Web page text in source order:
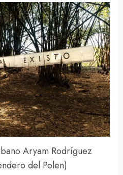
Aryam Rodríguez
del Polen)